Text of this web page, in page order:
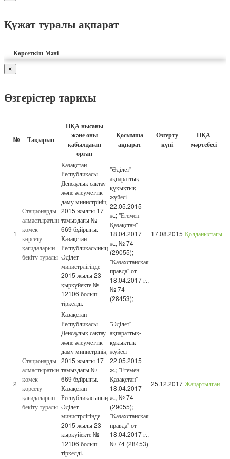
Құжат туралы ақпарат
Көрсеткіш Мәні
×
Өзгерістер тарихы
№ Тақырып
НҚА нысаны
және оны
қабылдаған
орган
Қосымша
ақпарат
Өзгерту
күні
НҚА
мәртебесі
1
Стационарды
алмастыратын
көмек
көрсету
қағидаларын
бекіту туралы
Қазақстан
Республикасы
Денсаулық сақтау
және әлеуметтік
даму министрінің
2015 жылғы 17
тамыздағы №
669 бұйрығы.
Қазақстан
Республикасының
Әділет
министрлігінде
2015 жылы 23
қыркүйекте №
12106 болып
тіркелді.
"Әділет"
ақпараттық-
құқықтық
жүйесі
22.05.2015
ж.; "Егемен
Қазақстан"
18.04.2017
ж., № 74
(29055);
"Казахстанская
правда" от
18.04.2017 г.,
№ 74
(28453);
17.08.2015 Қолданыстағы
2
Стационарды
алмастыратын
көмек
көрсету
қағидаларын
бекіту туралы
Қазақстан
Республикасы
Денсаулық сақтау
және әлеуметтік
даму министрінің
2015 жылғы 17
тамыздағы №
669 бұйрығы.
Қазақстан
Республикасының
Әділет
министрлігінде
2015 жылы 23
қыркүйекте №
12106 болып
тіркелді.
"Әділет"
ақпараттық-
құқықтық
жүйесі
22.05.2015
ж.; "Егемен
Қазақстан"
18.04.2017
ж., № 74
(29055);
"Казахстанская
правда" от
18.04.2017 г.,
№ 74 (28453)
25.12.2017 Жаңартылған